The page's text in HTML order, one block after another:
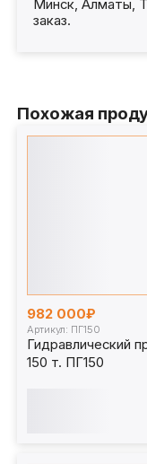
Минск, Алматы,
заказ.
Похожая
982 000₽
Артикул: ПГ150
Гидравлический
150 т. ПГ150